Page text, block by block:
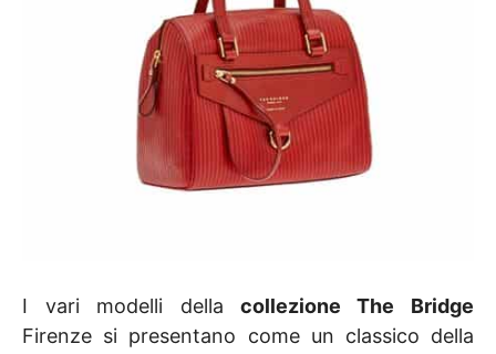
I vari modelli della collezione The Bridge
Firenze si presentano come un classico della